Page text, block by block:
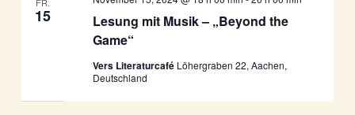
FR.
15
Lesung mit Musik – „Beyond the
Game“
Vers Literaturcafé Löhergraben 22, Aachen,
Deutschland